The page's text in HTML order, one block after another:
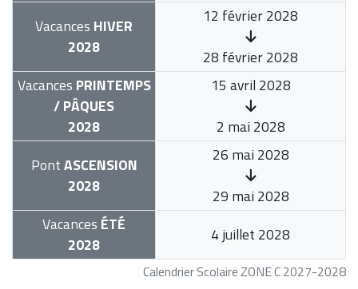
Calendrier Scolaire ZONE C 2027-2028
Vacances HIVER
2028
12 février 2028
28 février 2028
Vacances PRINTEMPS
/ PÂQUES
2028
15 avril 2028
2 mai 2028
PontASCENSION
2028
26 mai 2028
29 mai 2028
Vacances ÉTÉ
2028
4 juillet 2028